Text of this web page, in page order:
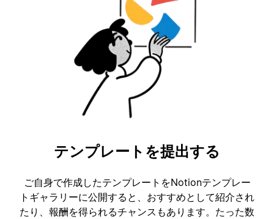
テンプレートを提出する
ご自身で作成したテンプレートをNotionテンプレー
トギャラリーに公開すると、おすすめとして紹介され
たり、報酬を得られるチャンスもあります。たった数